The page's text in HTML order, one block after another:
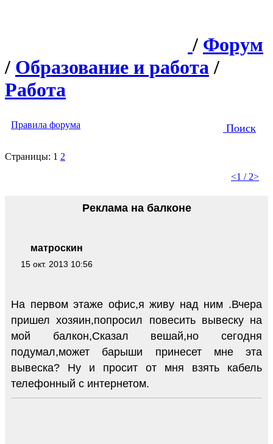
/ Форум
/ Образование и работа /
Работа
Правила форума Поиск
Страницы: 1 2
<1 / 2>
матроскин
15 окт. 2013 10:56
Реклама на балконе
На первом этаже офис,я живу над ним .Вчера
пришел хозяин,попросил повесить вывеску на
мой балкон,Сказал вешай,но сегодня
подумал,может барыши принесет мне эта
вывеска? Ну и просит от мня взять кабель
телефонный с интернетом.